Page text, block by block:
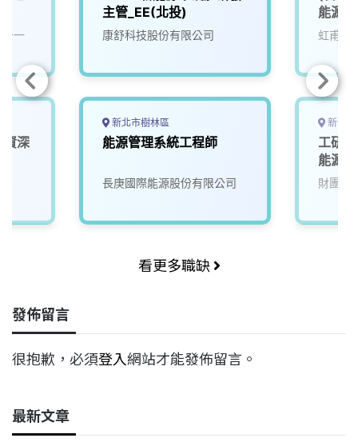
一
資深
主管_EE(北投)
康舒科技股份有限公司
新北市樹林區
能源管理系統工程師
長庚國際能源股份有限公司
能源
虹甫能
新竹
工研
能源
財團法
看更多職缺
發佈留言
很抱歉，必須登入網站才能發佈留言。
最新文章